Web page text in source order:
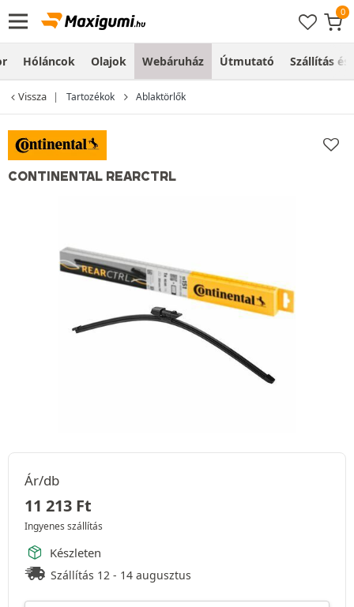
Hóláncok Olajok Webáruház Útmutató Szállítás és
Vissza Tartozékok Ablaktörlők
CONTINENTAL REARCTRL
Ár/db
11 213 Ft
Ingyenes szállítás
Készleten
Szállítás 12 - 14 augusztus